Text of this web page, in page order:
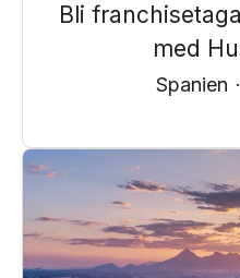
Bli
med
Spanien ·